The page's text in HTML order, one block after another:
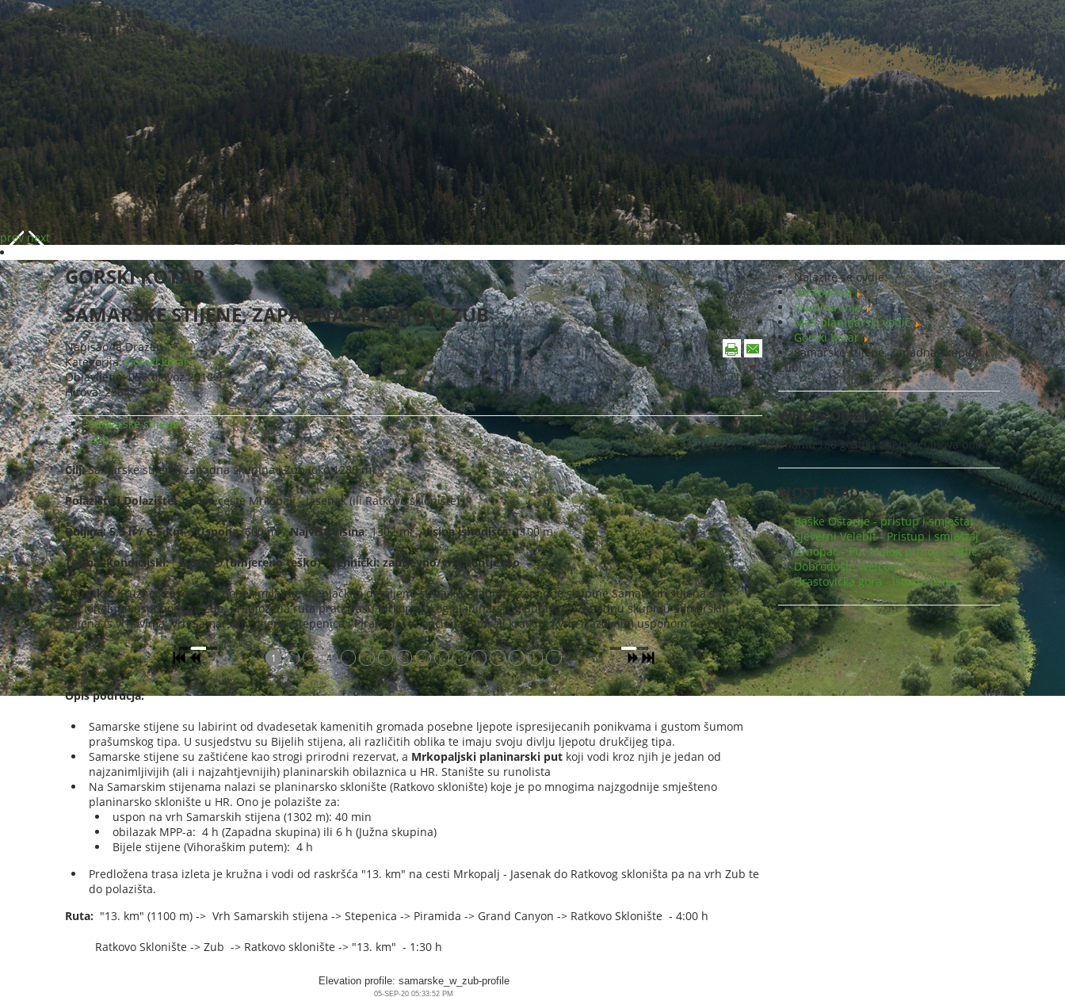
prev next
GORSKI KOTAR
SAMARSKE STIJENE, ZAPADNA SKUPINA I ZUB
Napisao/laDražen
Kategorija:Gorski kotar
Objavljeno: 05 Kolovoz 2016
Hitova: 25642
Samarske stijene
Zub
Cilj:Samarske stijene, zapadna skupina i Zub (oko 1280 m)
Polazište i Dolazište:13. km ceste Mrkopalj - Jasenak (ili Ratkovo sklonište)
Duljina: 5,5 h / 6,5 km Uspona: 600 m;Najviša visina: 1302 m;Visina ishodišta: 1100 m
Težina: Kondicijski:🥾🥾⚪⚪(umjereno teško) Tehnički: zahtjevno/vrlo zahtjevno
Ukratko:Kružna, izazovna (s ponekim lakšim penjačkim detaljem) staza kroz labirint zapadne skupine Samarskih stijena s
opcionalnim usponom na Zub. Predložena ruta prati trasu Mrkopaljskog planinarskog puta kroz Zapadnu skupinu Samarskih
stijena (s vrhovima: Vrh Samarskih stijena, Stepenica i Piramida) te opcionalnim, ali kratkim i vrlo izazovnim usponom na Zub.
1 2 3 4 5 6 7 8 9 10 11 12 13 14 15 16
Opis područja:
Samarske stijene su labirint od dvadesetak kamenitih gromada posebne ljepote ispresijecanih ponikvama i gustom šumom
prašumskog tipa. U susjedstvu su Bijelih stijena, ali različitih oblika te imaju svoju divlju ljepotu drukčijeg tipa.
Samarske stijene su zaštićene kao strogi prirodni rezervat, a Mrkopaljski planinarski put koji vodi kroz njih je jedan od
najzanimljivijih (ali i najzahtjevnijih) planinarskih obilaznica u HR. Stanište su runolista
Na Samarskim stijenama nalazi se planinarsko sklonište (Ratkovo sklonište) koje je po mnogima najzgodnije smješteno
planinarsko sklonište u HR. Ono je polazište za:
uspon na vrh Samarskih stijena (1302 m): 40 min
obilazak MPP-a: 4 h (Zapadna skupina) ili 6 h (Južna skupina)
Bijele stijene (Vihoraškim putem): 4 h
Predložena trasa izleta je kružna i vodi od raskršća "13. km" na cesti Mrkopalj - Jasenak do Ratkovog skloništa pa na vrh Zub te
do polazišta.
Ruta: "13. km" (1100 m) -> Vrh Samarskih stijena -> Stepenica -> Piramida -> Grand Canyon -> Ratkovo Sklonište - 4:00 h
Ratkovo Sklonište -> Zub -> Ratkovo sklonište -> "13. km" - 1:30 h
Nalazite se ovdje:
Naslovnica
Planinarenje
Mali planinarski vodič
Gorski Kotar
Samarske stijene, Zapadna skupina i
Zub
WHO'S ONLINE
Imamo 180 gostiju i nema članova online
MOST READ
Baške Oštarije - pristup i smještaj
Sjeverni Velebit - Pristup i smještaj
Crnopac - Put Malog princa - vodič
Dobrodošli! Welcome!
Hrastovička gora - Istočni prilaz